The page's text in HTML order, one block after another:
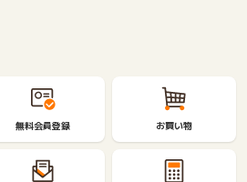
無料会員登録 お買い物